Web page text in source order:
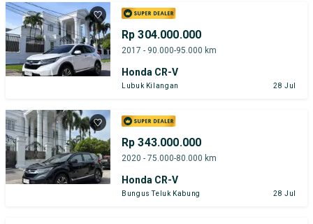
Rp 304.000.000
2017 - 90.000-95.000 km
Honda CR-V
Lubuk Kilangan 28 Jul
Rp 343.000.000
2020 - 75.000-80.000 km
Honda CR-V
Bungus Teluk Kabung 28 Jul